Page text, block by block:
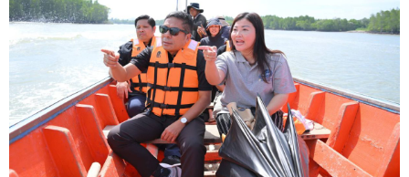
กรมทรัพย์สินทางปัญญา เสริมแกร่งนักสร้างสรรค์ไทย ชวน
ทำความเข้าใจเส้นแบ่งระหว่าง "แรงบันดาลใจ" กับ "การ
ละเมิดลิขสิทธิ์"— และเตรียมพร้อมรับความท้าทายการสร้า...
17 ก.ค.